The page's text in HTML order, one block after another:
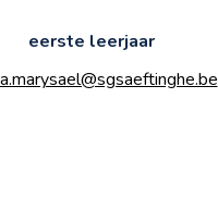
eerste leerjaar